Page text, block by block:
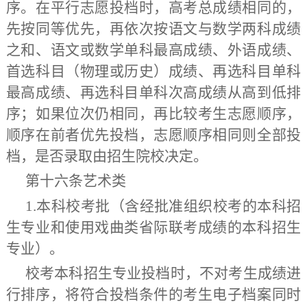
序。在平行志愿投档时，高考总成绩相同的，
先按同等优先，再依次按语文与数学两科成绩
之和、语文或数学单科最高成绩、外语成绩、
首选科目（物理或历史）成绩、再选科目单科
最高成绩、再选科目单科次高成绩从高到低排
序；如果位次仍相同，再比较考生志愿顺序，
顺序在前者优先投档，志愿顺序相同则全部投
档，是否录取由招生院校决定。
第十六条艺术类
1.本科校考批（含经批准组织校考的本科招
生专业和使用戏曲类省际联考成绩的本科招生
专业）。
校考本科招生专业投档时，不对考生成绩进
行排序，将符合投档条件的考生电子档案同时